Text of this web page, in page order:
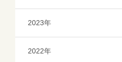
2023年
2022年